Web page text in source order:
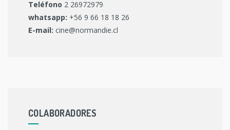
Teléfono 2 26972979
whatsapp: +56 9 66 18 18 26
E-mail: cine@normandie.cl
COLABORADORES